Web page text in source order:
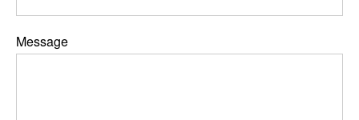
Message